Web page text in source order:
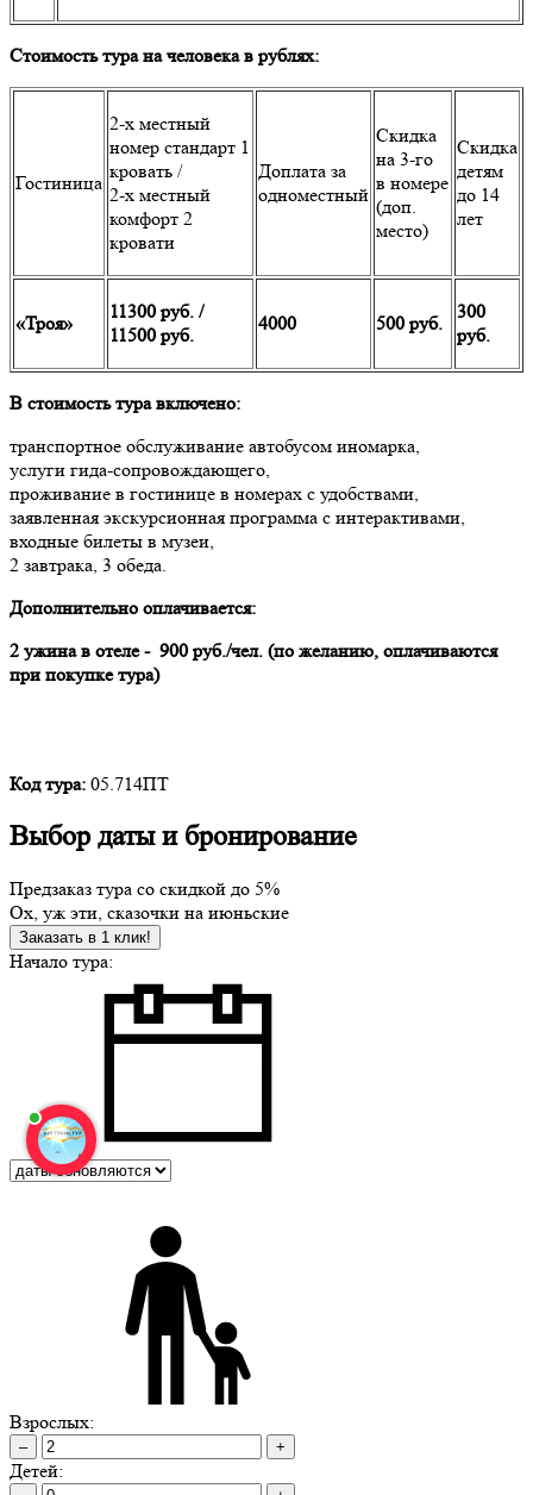
Стоимость тура на человека в рублях:
Гостиница
2-х местный
номер стандарт 1
кровать /
2-х местный
комфорт 2
кровати
Доплата за
одноместный
Скидка
на 3-го
в номере
(доп.
место)
Скидка
детям
до 14
лет
«Троя»
11300 руб. /
11500 руб.
4000 500 руб.
300
руб.
В стоимость тура включено:
транспортное обслуживание автобусом иномарка,
услуги гида-сопровождающего,
проживание в гостинице в номерах с удобствами,
заявленная экскурсионная программа с интерактивами,
входные билеты в музеи,
2 завтрака, 3 обеда.
Дополнительно оплачивается:
2 ужина в отеле - 900 руб./чел. (по желанию, оплачиваются
при покупке тура)
Код тура: 05.714ПТ
Выбор даты и бронирование
Предзаказ тура со скидкой до 5%
Ох, уж эти, сказочки на июньские
Заказать в 1 клик!
Начало тура:
Взрослых:
– +
Детей: